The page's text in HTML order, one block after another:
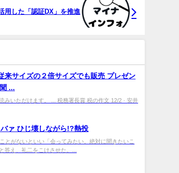
用した「認証DX」を推進
来サイズの２倍サイズでも販売 プレゼン
...
みいただけます。 ... 税務署長賞 税の作文 12/2 · 安井
ァ ひじ壊しながら!?熱投
とがないといい「会ってみたい。絶対に聞きたいこ
え、礼二をこけさせた。...